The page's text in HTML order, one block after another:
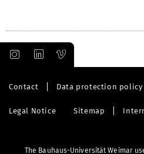
Contact Data protection policy
Legal Notice Sitemap
The Bauhaus-Universität Weimar